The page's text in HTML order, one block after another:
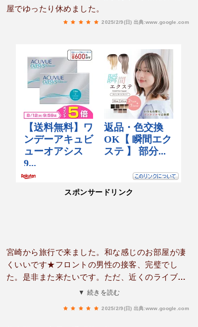
屋でゆったり休めました。
2025/2/9(日) 出典:www.google.com
スポンサードリンク
宮崎から旅行で来ました。和な感じのお部屋が凄
くいいです★フロントの男性の接客、完璧でし
た。是非また来たいです。ただ、近くのライブハ
ウス?なのかちょっとうるさかったです。熊本に
▼ 続きを読む
2025/2/9(日) 出典:www.google.com